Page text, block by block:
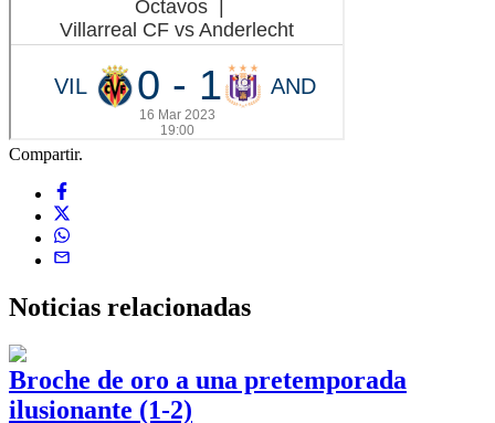
Compartir.
Noticias relacionadas
Broche de oro a una pretemporada
ilusionante (1-2)